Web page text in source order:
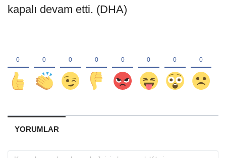
kapalı devam etti. (DHA)
YORUMLAR